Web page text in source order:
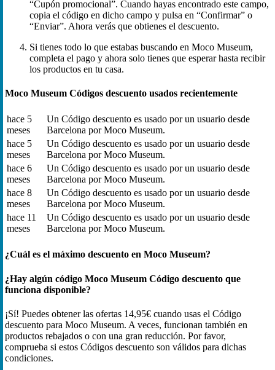
“Cupón promocional”. Cuando hayas encontrado este campo,
copia el código en dicho campo y pulsa en “Confirmar” o
“Enviar”. Ahora verás que obtienes el descuento.
Si tienes todo lo que estabas buscando en Moco Museum,
completa el pago y ahora solo tienes que esperar hasta recibir
los productos en tu casa.
Moco Museum Códigos descuento usados recientemente
hace 5
meses
Un Código descuento es usado por un usuario desde
Barcelona por Moco Museum.
hace 5
meses
Un Código descuento es usado por un usuario desde
Barcelona por Moco Museum.
hace 6
meses
Un Código descuento es usado por un usuario desde
Barcelona por Moco Museum.
hace 8
meses
Un Código descuento es usado por un usuario desde
Barcelona por Moco Museum.
hace 11
meses
Un Código descuento es usado por un usuario desde
Barcelona por Moco Museum.
¿Cuál es el máximo descuento en Moco Museum?
¿Hay algún código Moco Museum Código descuento que
funciona disponible?
¡Sí! Puedes obtener las ofertas 14,95€ cuando usas el Código
descuento para Moco Museum. A veces, funcionan también en
productos rebajados o con una gran reducción. Por favor,
comprueba si estos Códigos descuento son válidos para dichas
condiciones.